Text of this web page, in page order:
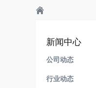
新闻中心
公司动态
行业动态